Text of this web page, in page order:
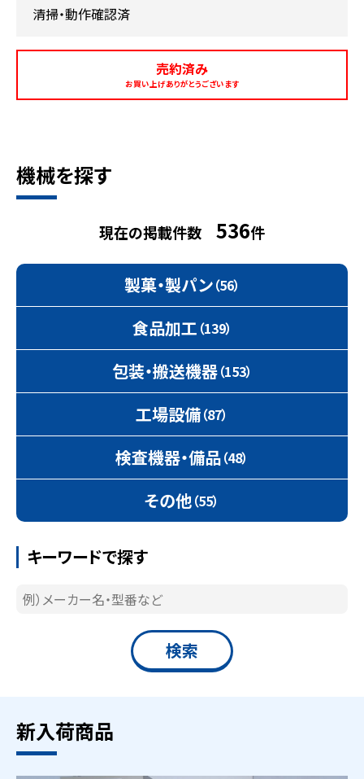
清掃・動作確認済
売約済み
お買い上げありがとうございます
機械を探す
現在の掲載件数 536件
製菓・製パン（56）
食品加工 （139）
包装・搬送機器（153）
工場設備（87）
検査機器・備品（48）
その他（55）
キーワードで探す
新入荷商品